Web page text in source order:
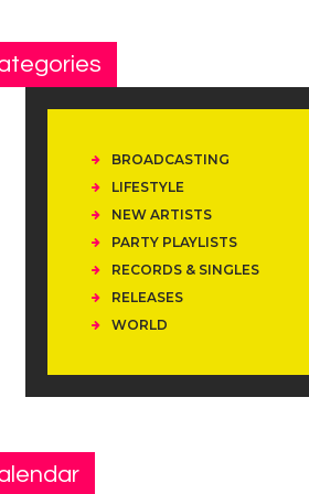
BROADCASTING
LIFESTYLE
NEW ARTISTS
PARTY PLAYLISTS
RECORDS & SINGLES
RELEASES
WORLD